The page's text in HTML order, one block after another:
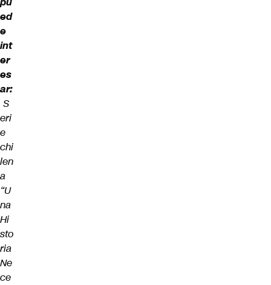
ed
e
int
er
es
ar:
S
eri
e
chi
len
a
“U
na
Hi
sto
ria
Ne
ce